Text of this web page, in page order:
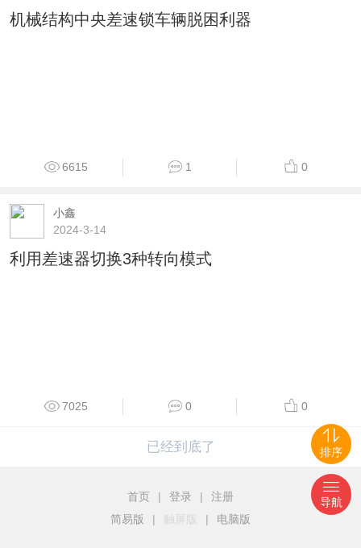
机械结构中央差速锁车辆脱困利器
6615 1 0
小鑫
2024-3-14
利用差速器切换3种转向模式
7025 0 0
已经到底了
首页 | 登录 |
注册
简易版
| 触屏版 | 电脑版
排序
导航